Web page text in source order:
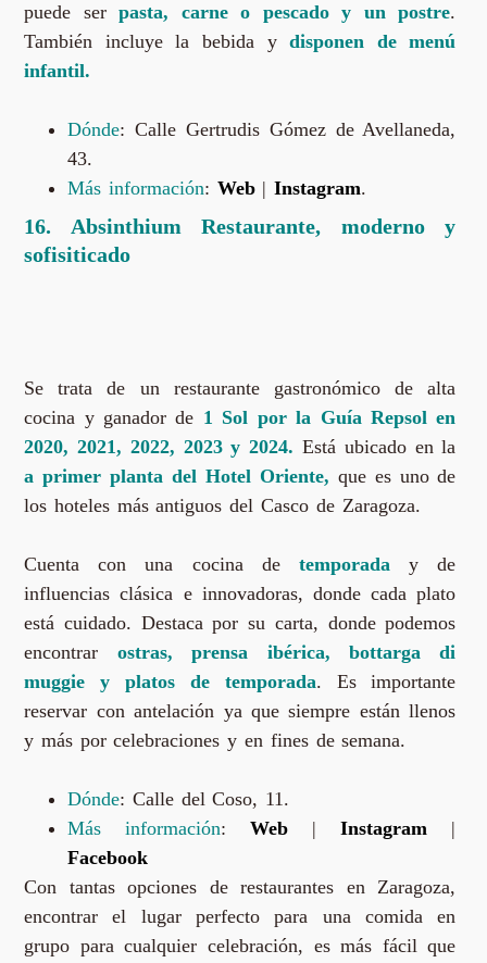
puede serpasta, carne o pescado y un postre.
También incluye la bebida ydisponen de menú
infantil.
Dónde: Calle Gertrudis Gómez de Avellaneda,
43.
Más información: Web|Instagram.
16. Absinthium Restaurante, moderno y
sofisiticado
Se trata de un restaurante gastronómico de alta
cocina y ganador de 1 Sol por la Guía Repsol en
2020, 2021, 2022, 2023 y 2024. Está ubicado en la
a primer planta del Hotel Oriente, que es uno de
los hoteles más antiguos del Casco de Zaragoza.
Cuenta con una cocina detemporada y de
influencias clásica e innovadoras, donde cada plato
está cuidado. Destaca por su carta, donde podemos
encontrar ostras, prensa ibérica, bottarga di
muggie y platos de temporada. Es importante
reservar con antelación ya que siempre están llenos
y más por celebraciones y en fines de semana.
Dónde: Calle del Coso, 11.
Más información:Web |Instagram |
Facebook
Con tantas opciones de restaurantes en Zaragoza,
encontrar el lugar perfecto para una comida en
grupo para cualquier celebración, es más fácil que